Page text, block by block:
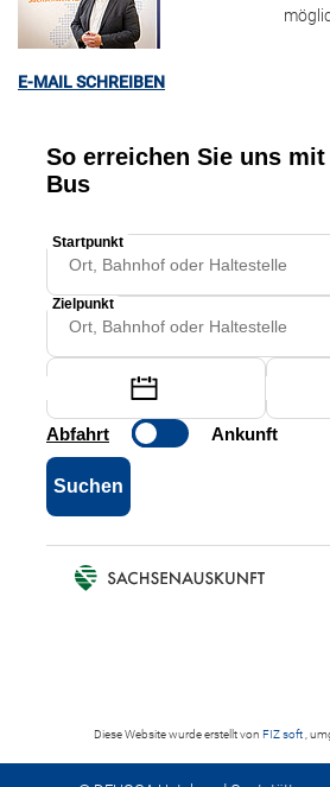
E-MAIL SCHREIBEN
Diese Website wurde erstellt von FIZ soft ,